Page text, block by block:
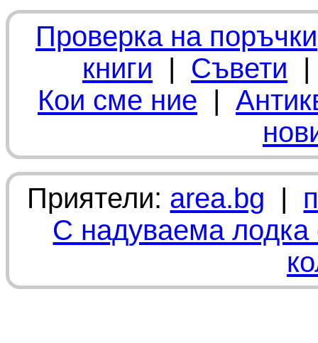
Проверка на поръчки
книги | Съвети
Кои сме ние |
Приятели: area.bg |
С надуваема лодка